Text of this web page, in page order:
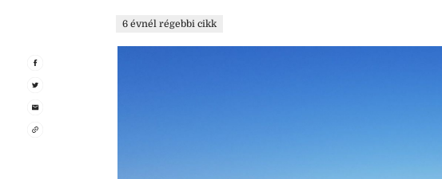
6 évnél régebbi cikk